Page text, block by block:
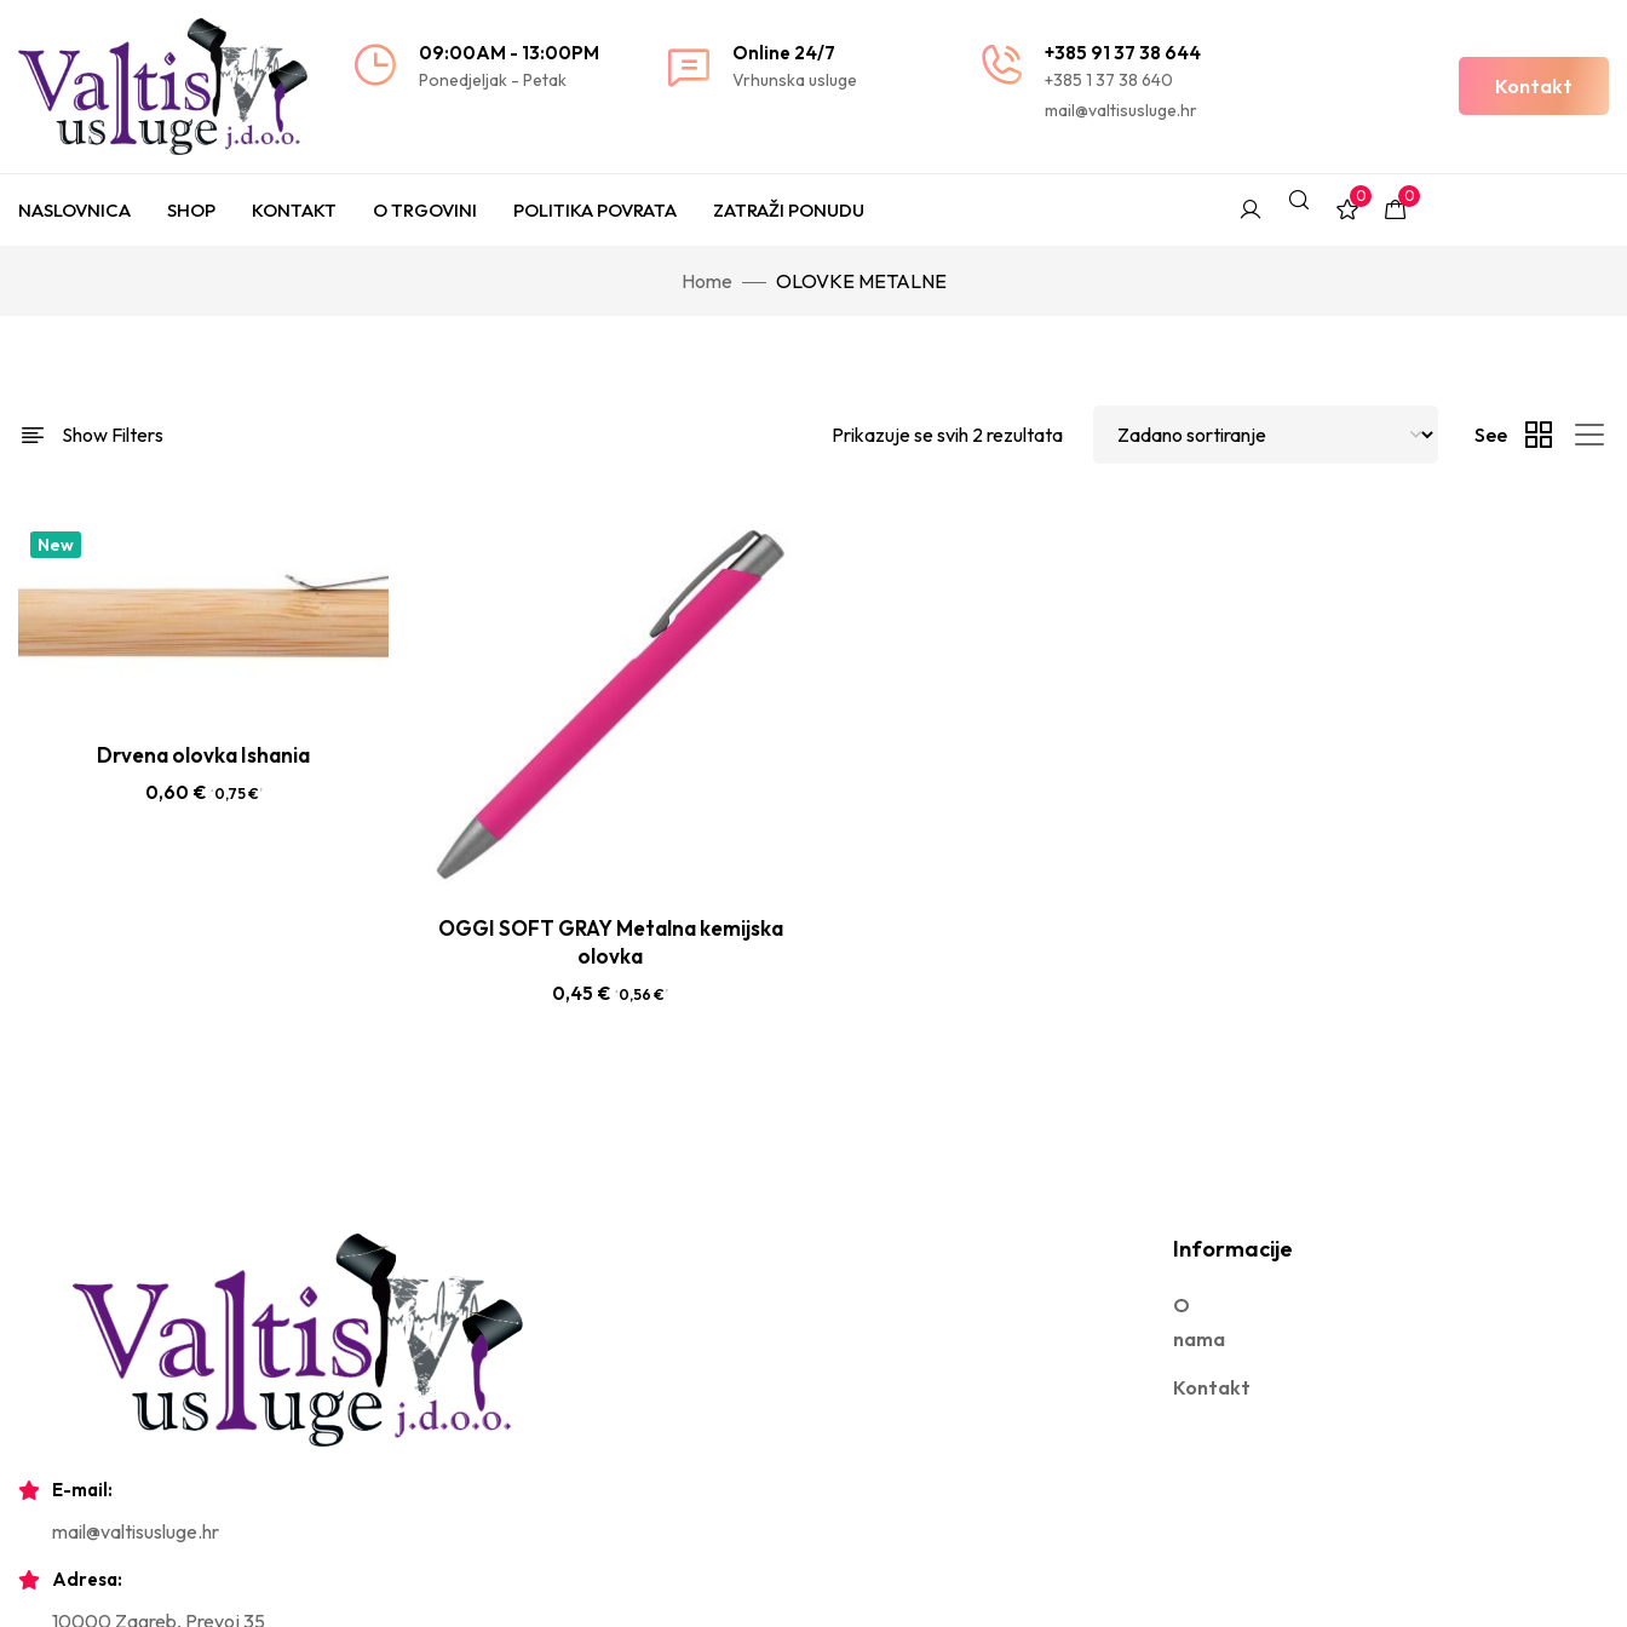
09:00AM - 13:00PM
Ponedjeljak - Petak
Online 24/7
Vrhunska usluge
+385 91 37 38 644
+385 1 37 38 640
mail@valtisusluge.hr
Kontakt
NASLOVNICA SHOP KONTAKT O TRGOVINI POLITIKA POVRATA ZATRAŽI PONUDU
0 0
Home OLOVKE METALNE
Show Filters Prikazuje se svih 2 rezultata See
New
Drvena olovka Ishania
0,60 € ‘0,75€’
OGGI SOFT GRAY Metalna kemijska
olovka
0,45 € ‘0,56 €’
E-mail:
mail@valtisusluge.hr
Adresa:
10000 Zagreb, Prevoj 35
Informacije
O
nama
Kontakt